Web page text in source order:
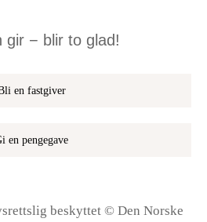
gir − blir to glad!
en fastgiver
en pengegave
beskyttet © Den Norske